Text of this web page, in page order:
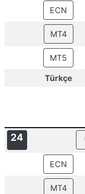
ECN
MT4
MT5
Türkçe
24
ECN
MT4